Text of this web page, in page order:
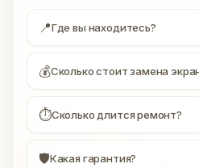
📍Где вы находитесь?
💰Сколько стоит замена
⏱Сколько длится ремонт?
🛡Какая гарантия?